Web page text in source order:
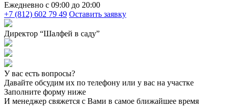
Ежедневно c 09:00 до 20:00
+7 (812) 602 79 49 Оставить заявку
Директор “Шалфей в саду”
У вас есть вопросы?
Давайте обсудим их по телефону или у вас на участке
Заполните форму ниже
И менеджер свяжется с Вами в самое ближайшее время